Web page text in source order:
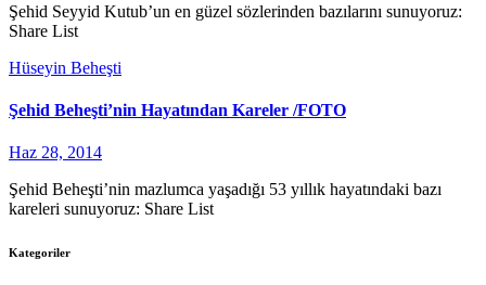
Şehid Seyyid Kutub’un en güzel sözlerinden bazılarını sunuyoruz:
Share List
Hüseyin Beheşti
Şehid Beheşti’nin Hayatından Kareler /FOTO
Haz 28, 2014
Şehid Beheşti’nin mazlumca yaşadığı 53 yıllık hayatındaki bazı
kareleri sunuyoruz: Share List
Kategoriler